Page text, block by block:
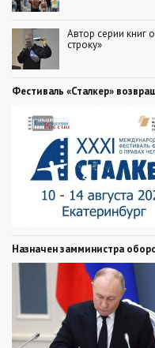
Автор серии книг
строку»
Фестиваль «Сталкер»
Назначен замминистра